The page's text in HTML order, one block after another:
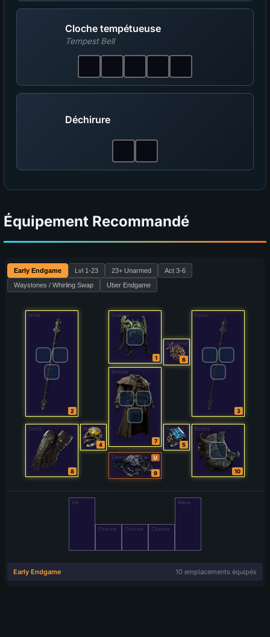
Cloche tempétueuse
Tempest Bell
Déchirure
Équipement Recommandé